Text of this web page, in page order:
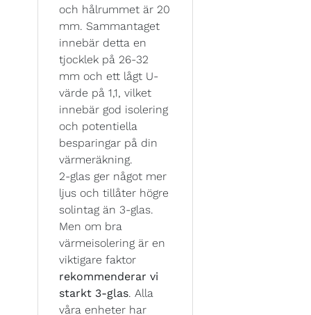
och hålrummet är 20
mm. Sammantaget
innebär detta en
tjocklek på 26-32
mm och ett lågt U-
värde på 1,1, vilket
innebär god isolering
och potentiella
besparingar på din
värmeräkning.
2-glas ger något mer
ljus och tillåter högre
solintag än 3-glas.
Men om bra
värmeisolering är en
viktigare faktor
rekommenderar vi
starkt 3-glas. Alla
våra enheter har